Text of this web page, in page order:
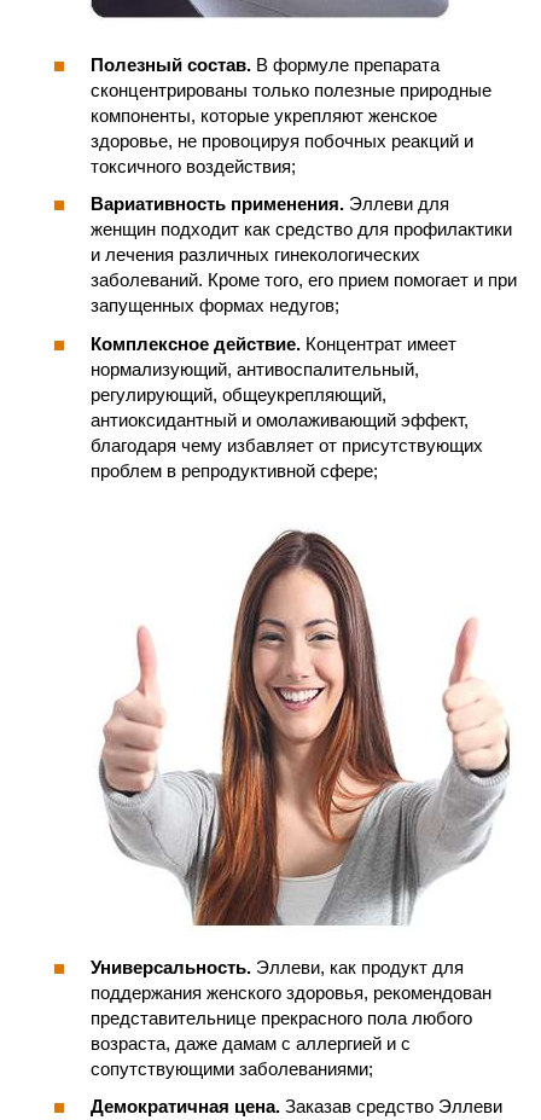
Полезный состав. В формуле препарата
сконцентрированы только полезные природные
компоненты, которые укрепляют женское
здоровье, не провоцируя побочных реакций и
токсичного воздействия;
Вариативность применения. Эллеви для
женщин подходит как средство для профилактики
и лечения различных гинекологических
заболеваний. Кроме того, его прием помогает и при
запущенных формах недугов;
Комплексное действие. Концентрат имеет
нормализующий, антивоспалительный,
регулирующий, общеукрепляющий,
антиоксидантный и омолаживающий эффект,
благодаря чему избавляет от присутствующих
проблем в репродуктивной сфере;
Универсальность. Эллеви, как продукт для
поддержания женского здоровья, рекомендован
представительнице прекрасного пола любого
возраста, даже дамам с аллергией и с
сопутствующими заболеваниями;
Демократичная цена. Заказав средство Эллеви